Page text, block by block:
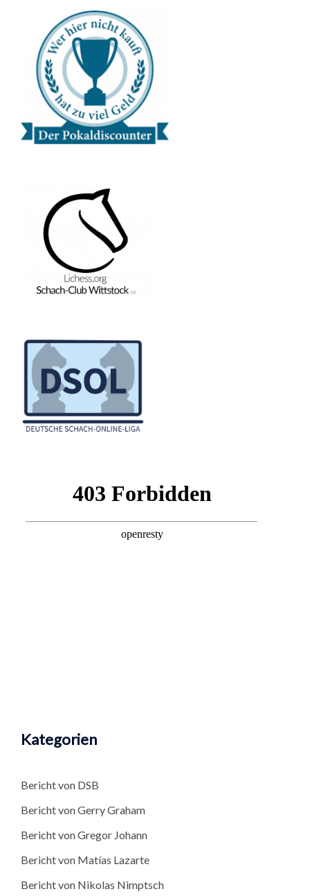
Kategorien
Bericht von DSB
Bericht von Gerry Graham
Bericht von Gregor Johann
Bericht von Matías Lazarte
Bericht von Nikolas Nimptsch